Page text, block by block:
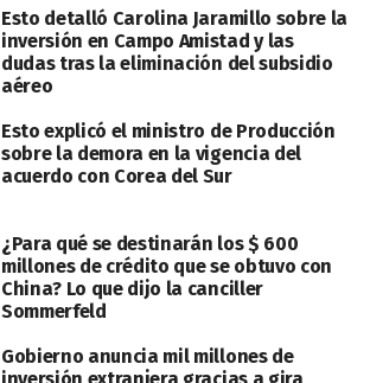
Esto detalló Carolina Jaramillo sobre la
inversión en Campo Amistad y las
dudas tras la eliminación del subsidio
aéreo
Esto explicó el ministro de Producción
sobre la demora en la vigencia del
acuerdo con Corea del Sur
¿Para qué se destinarán los $ 600
millones de crédito que se obtuvo con
China? Lo que dijo la canciller
Sommerfeld
Gobierno anuncia mil millones de